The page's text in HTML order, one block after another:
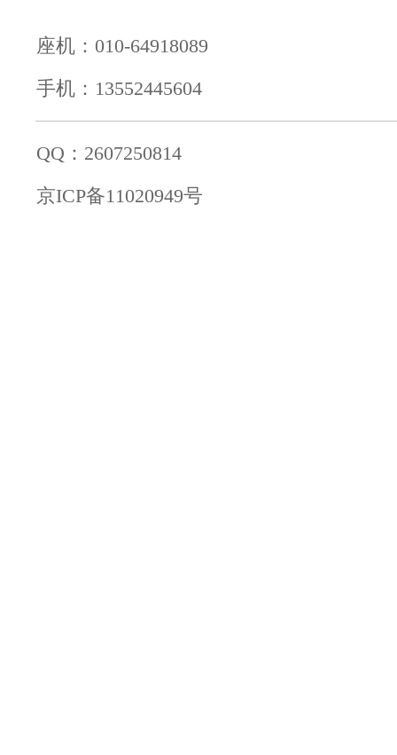
座机：010-64918089
手机：13552445604
QQ：2607250814
京ICP备11020949号